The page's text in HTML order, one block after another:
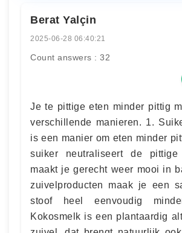
Berat Yalçin
2025-06-28 06:40:21
Count answers : 32
Je te pittige eten minder pittig
verschillende manieren. 1.
is een manier om eten minder
suiker neutraliseert de
maakt je gerecht weer mooi in
zuivelproducten maak je een
stoof heel eenvoudig
Kokosmelk is een plantaardig